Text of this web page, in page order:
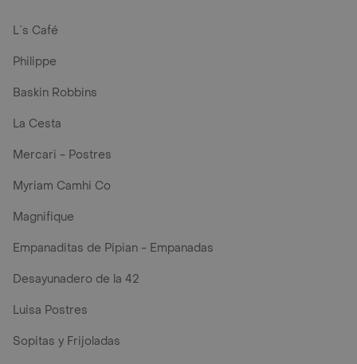
L´s Café
Philippe
Baskin Robbins
La Cesta
Mercari - Postres
Myriam Camhi Co
Magnifique
Empanaditas de Pipian - Empanadas
Desayunadero de la 42
Luisa Postres
Sopitas y Frijoladas